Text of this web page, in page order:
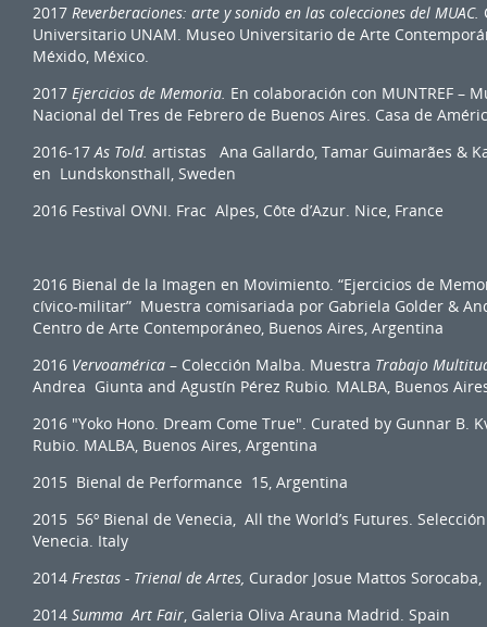
2017 Reverberaciones: arte y sonido en las colecciones del MUAC.
Universitario UNAM. Museo Universitario de Arte
Méxido, México.
2017 Ejercicios de Memoria. En colaboración con MUNTREF –
Nacional del Tres de Febrero de Buenos Aires. Casa de
2016-17As Told. artistas Ana Gallardo, Tamar Guimarães &
en Lundskonsthall, Sweden
2016 Festival OVNI. Frac Alpes, Côte d’Azur. Nice, France
2016 Bienal de la Imagen en Movimiento. “Ejercicios de
cívico-militar” Muestra comisariada por Gabriela Golder &
Centro de Arte Contemporáneo, Buenos Aires, Argentina
2016 Vervoamérica – Colección Malba. Muestra Trabajo
Andrea Giunta and Agustín Pérez Rubio. MALBA, Buenos
2016 "Yoko Hono. Dream Come True". Curated by Gunnar B.
Rubio. MALBA, Buenos Aires, Argentina
2015 Bienal de Performance 15, Argentina
2015 56º Bienal de Venecia, All the World’s Futures.
Venecia. Italy
2014 Frestas - Trienal de Artes, Curador Josue Mattos
2014 Summa Art Fair, Galeria Oliva Arauna Madrid. Spain